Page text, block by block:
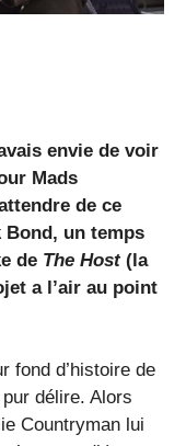
envie de voir
Mads
de ce
Bond, un temps
de The Host(la
a l’air au point
fond d’histoire de
délire. Alors
Countryman lui